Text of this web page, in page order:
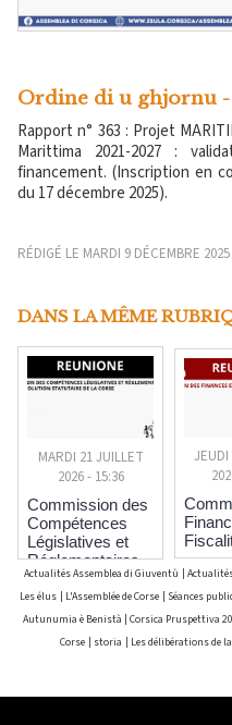
Ordine di u ghjornu
Rapport n° 363 : Projet MARITIM'TRAITÉ, INTERREG Italia-Francia
Marittima 2021-2027 :
financement. (Inscription en
du 17 décembre 2025).
RÉDIGÉ LE MARDI 9 DÉCEMBRE
DANS LA MÊME
MARDI 21 JUILLET
2026 - 15:36
Commission des
Compétences
Législatives et
Réglementaires
et pour l’Evolution
Statutaire de la
Corse
Actualités Assemblea di Giuventù |
Les élus | L'Assemblée de Corse | Séances
Autunumia è Benistà | Corsica Pruspettiva
Corse | storia | Les délibérations de